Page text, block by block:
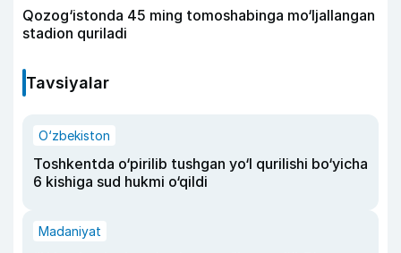
Qozog‘istonda 45 ming tomoshabinga mo‘ljallangan
stadion quriladi
Tavsiyalar
O‘zbekiston
Toshkentda o‘pirilib tushgan yo‘l qurilishi bo‘yicha
6 kishiga sud hukmi o‘qildi
Madaniyat